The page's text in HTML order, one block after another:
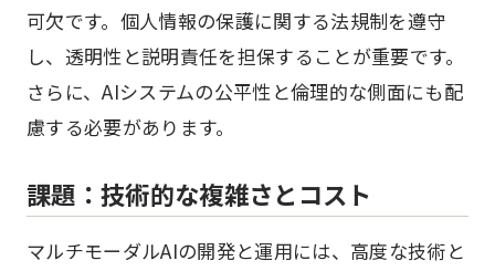
可欠です。個人情報の保護に関する法規制を遵守
し、透明性と説明責任を担保することが重要です。
さらに、AIシステムの公平性と倫理的な側面にも配
慮する必要があります。
課題：技術的な複雑さとコスト
マルチモーダルAIの開発と運用には、高度な技術と